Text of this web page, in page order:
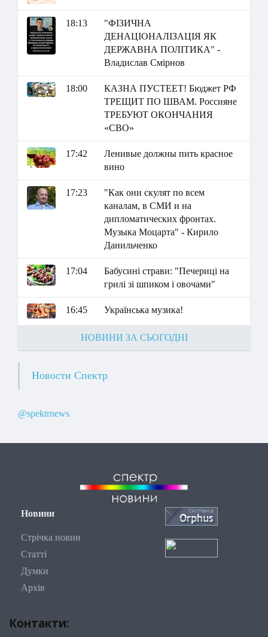
18:13
"ФІЗИЧНА
ДЕНАЦІОНАЛІЗАЦІЯ ЯК
ДЕРЖАВНА ПОЛІТИКА" -
Владислав Смірнов
18:00
КАЗНА ПУСТЕЕТ! Бюджет РФ
ТРЕЩИТ ПО ШВАМ. Россияне
ТРЕБУЮТ ОКОНЧАНИЯ
«СВО»
17:42
Ленивые должны пить красное
вино
17:23
"Как они скулят по всем
каналам, в СМИ и на
дипломатических фронтах.
Музыка Моцарта" - Кирило
Данильченко
17:04
Бабусині страви: "Печериці на
грилі зі шпиком і овочами"
16:45 Українська музика!
НОВИНИ ЗА СЬОГОДНІ
Новости Спектр
@spektrnews
Новини
Стрічка новин
Статті
Думки
Архів
Контакти: